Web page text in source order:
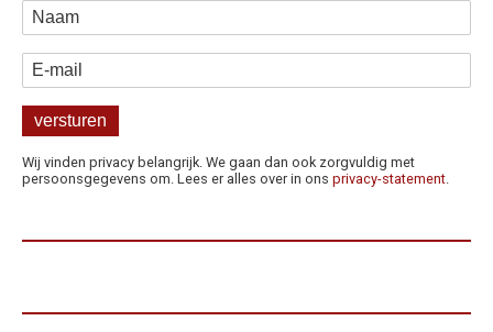
Naam
E-mail
Wij vinden privacy belangrijk. We gaan dan ook zorgvuldig met
persoonsgegevens om. Lees er alles over in ons privacy-statement